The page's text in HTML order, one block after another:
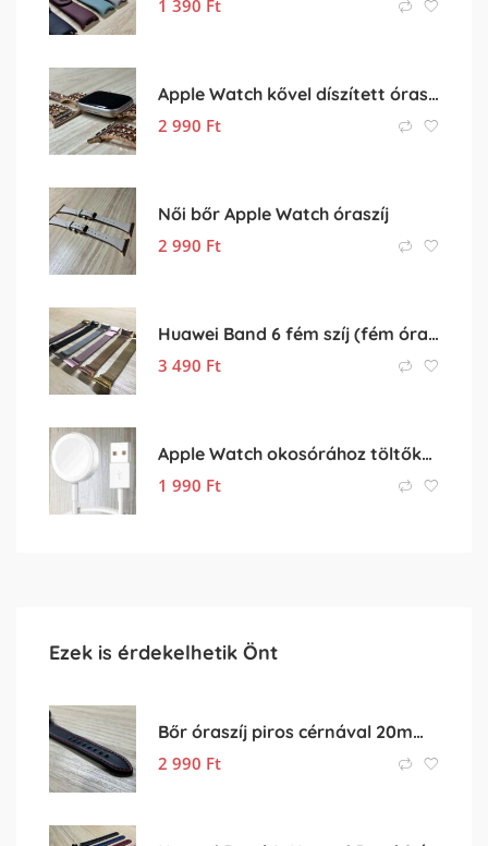
1 390 Ft
Apple Watch kővel díszített óraszíj
2 990 Ft
Női bőr Apple Watch óraszíj
2 990 Ft
Huawei Band 6 fém szíj (fém óraszíj, rozsdamentes acél szíj)
3 490 Ft
Apple Watch okosórához töltőkábel
1 990 Ft
Ezek is érdekelhetik Önt
Bőr óraszíj piros cérnával 20mm-es méretben
2 990 Ft